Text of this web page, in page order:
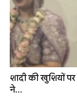
शादी की खुशियों
ने...